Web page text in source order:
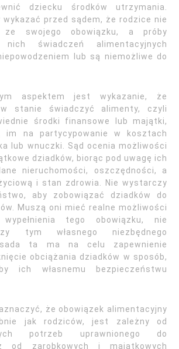
dziecku środków utrzymania.
przed sądem, że rodzice nie
ze swojego obowiązku, a próby
świadczeń alimentacyjnych
lub są niemożliwe do
aspektem jest wykazanie, że
stanie świadczyć alimenty, czyli
środki finansowe lub majątki,
im na partycypowanie w kosztach
lub wnuczki. Sąd ocenia możliwości
dziadków, biorąc pod uwagę ich
nieruchomości, oszczędności, a
i stan zdrowia. Nie wystarczy
aby zobowiązać dziadków do
Muszą oni mieć realne możliwości
tego obowiązku, nie
tym własnego niezbędnego
ta ma na celu zapewnienie
obciążania dziadków w sposób,
ich własnemu bezpieczeństwu
że obowiązek alimentacyjny
jak rodziców, jest zależny od
potrzeb uprawnionego do
od zarobkowych i majątkowych